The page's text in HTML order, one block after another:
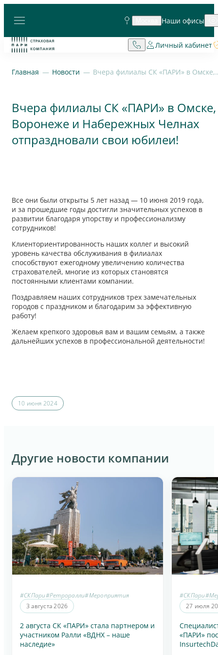
Наши офисы
Личный кабинет
Главная Новости Вчера филиалы СК «ПАРИ» в
Вчера филиалы СК «ПАРИ» в Омске,
Воронеже и Набережных Челнах
отпраздновали свои юбилеи!
Все они были открыты 5 лет назад — 10 июня 2019 года,
и за прошедшие годы достигли значительных успехов в
развитии благодаря упорству и профессионализму
сотрудников!
Клиенториентированность наших коллег и высокий
уровень качества обслуживания в филиалах
способствуют ежегодному увеличению количества
страхователей, многие из которых становятся
постоянными клиентами компании.
Поздравляем наших сотрудников трех замечательных
городов с праздником и благодарим за эффективную
работу!
Желаем крепкого здоровья вам и вашим семьям, а также
дальнейших успехов в профессиональной деятельности!
10 июня 2024
Другие новости компании
3 августа 2026
#СКПари#Ретроралли#Мероприятия
2 августа СК «ПАРИ» стала партнером и
участником Ралли «ВДНХ – наше
наследие»
27 июля
#СКПари
«ПАРИ»